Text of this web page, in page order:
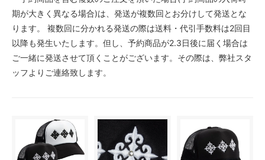
期が大きく異なる場合)は、発送が複数回とお分けして発送とな
ります。 複数回に分かれる発送の際は送料・代引手数料は2回目
以降も発生いたします。但し、予約商品が2.3日後に届く場合は
ご一緒に発送させて頂くことがございます。その際は、弊社スタ
ッフよりご連絡致します。